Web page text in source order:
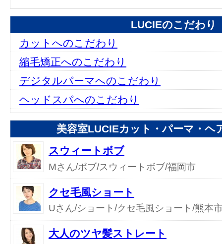
LUCIEのこだわり
カットへのこだわり
縮毛矯正へのこだわり
デジタルパーマへのこだわり
ヘッドスパへのこだわり
美容室LUCIEカット・パーマ・ヘ
スウィートボブ
Mさん/ボブ/スウィートボブ/福岡市
クセ毛風ショート
Uさん/ショート/クセ毛風ショート/熊本
大人のツヤ髪ストレート